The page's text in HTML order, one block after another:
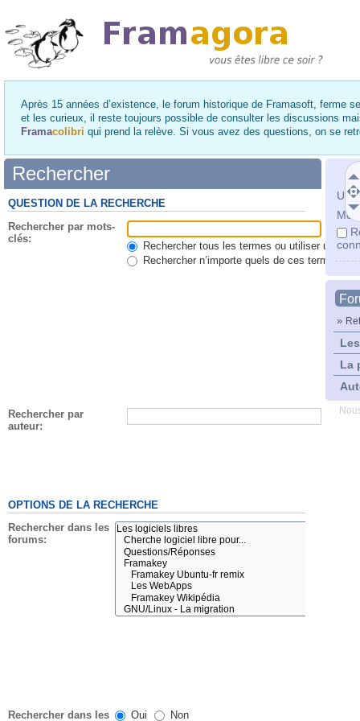
Après 15 années d’existence, le forum historique de Framasoft, ferme
et les curieux, il reste toujours possible de consulter les discussions
Framacolibri qui prend la relève. Si vous avez des questions, on se
Mot
»
La
Rechercher
QUESTION DE LA RECHERCHE
Rechercher par mots-
clés:
Rechercher tous les termes ou utiliser une
Rechercher n’importe quels de ces termes
Rechercher par
auteur:
OPTIONS DE LA RECHERCHE
Rechercher dans les
forums:
Rechercher dans les Oui Non